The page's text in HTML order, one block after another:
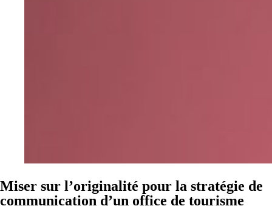
Miser sur l’originalité pour la stratégie de
communication d’un office de tourisme